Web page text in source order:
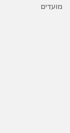
מועדים